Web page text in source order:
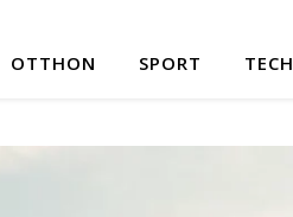
OTTHON SPORT TECH